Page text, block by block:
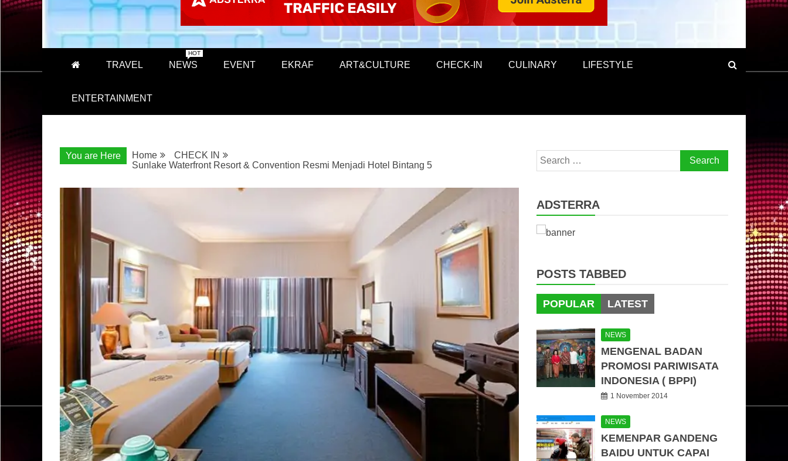
TRAVEL NEWS
HOT
EVENT EKRAF ART&CULTURE CHECK-IN CULINARY LIFESTYLE
ENTERTAINMENT
You are Here Home
CHECK IN
Sunlake Waterfront Resort & Convention Resmi Menjadi Hotel Bintang 5
Search
for:
ADSTERRA
POSTS TABBED
POPULAR LATEST
NEWS
MENGENAL BADAN
PROMOSI PARIWISATA
INDONESIA ( BPPI)
1 November 2014
NEWS
KEMENPAR GANDENG
BAIDU UNTUK CAPAI